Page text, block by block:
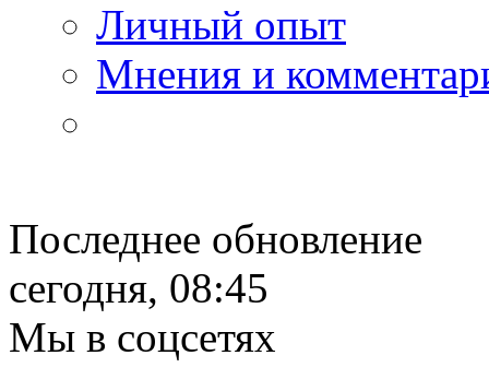
Личный опыт
Мнения и
Последнее обновление
сегодня, 08:45
Мы в соцсетях